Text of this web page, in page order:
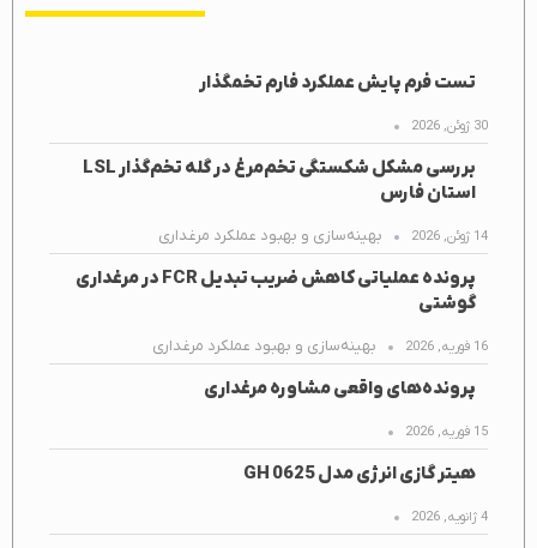
تست فرم پایش عملکرد فارم تخمگذار
30 ژوئن, 2026
بررسی مشکل شکستگی تخم‌مرغ در گله تخم‌گذار LSL
استان فارس
14 ژوئن, 2026 بهینه‌سازی و بهبود عملکرد مرغداری
پرونده عملیاتی کاهش ضریب تبدیل FCR در مرغداری
گوشتی
16 فوریه, 2026 بهینه‌سازی و بهبود عملکرد مرغداری
پرونده‌های واقعی مشاوره مرغداری
15 فوریه, 2026
هیتر گازی انرژی مدل GH 0625
4 ژانویه, 2026